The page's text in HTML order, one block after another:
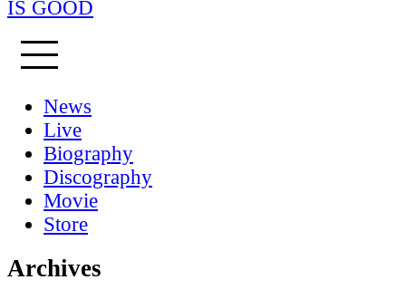
IS GOOD
News
Live
Biography
Discography
Movie
Store
Archives